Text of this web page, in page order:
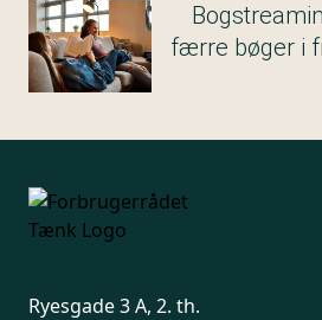
færre bøger i
Ryesgade 3 A, 2. th.